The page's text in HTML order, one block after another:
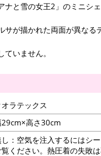
ナと雪の女王2」のミニシェ
サが描かれた両面が異なる
いません。
オラテックス
29cm×高さ30cm
：空気を注入するにはシ
覧ください。熱圧着の失敗